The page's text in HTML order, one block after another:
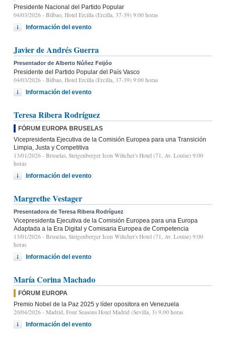
Presidente Nacional del Partido Popular
04/03/2026 - Bilbao, Hotel Ercilla (Ercilla, 37-39) 9:00 horas
Información del evento
Javier de Andrés Guerra
Presentador de Alberto Núñez Feijóo
Presidente del Partido Popular del País Vasco
04/03/2026 - Bilbao, Hotel Ercilla (Ercilla, 37-39) 9:00 horas
Información del evento
Teresa Ribera Rodríguez
FÓRUM EUROPA BRUSELAS
Vicepresidenta Ejecutiva de la Comisión Europea para una Transición
Limpia, Justa y Competitiva
13/01/2026 - Bruselas, Steigenberger Icon Wiltcher's Hotel (71, Av. Louise) 9:00
horas
Información del evento
Margrethe Vestager
Presentadora de Teresa Ribera Rodríguez
Vicepresidenta Ejecutiva de la Comisión Europea para una Europa
Adaptada a la Era Digital y Comisaria Europea de Competencia
13/01/2026 - Bruselas, Steigenberger Icon Wiltcher's Hotel (71, Av. Louise) 9:00
horas
Información del evento
María Corina Machado
FÓRUM EUROPA
Premio Nobel de la Paz 2025 y líder opositora en Venezuela
20/04/2026 - Madrid, Four Seasons Hotel Madrid (Sevilla, 3) 9.00 horas
Información del evento